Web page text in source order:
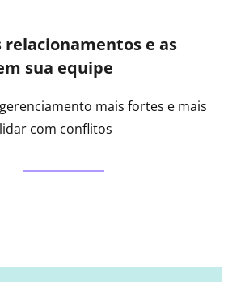
relacionamentos e as
sua equipe
mais fortes e mais
com conflitos